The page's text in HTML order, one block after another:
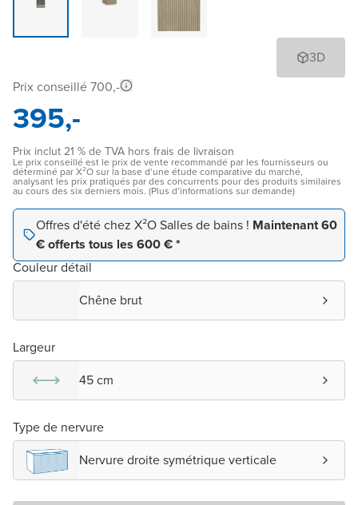
3D
Prix conseillé 700,-
395,-
Prix inclut 21 % de TVA hors frais de livraison
Le prix conseillé est le prix de vente recommandé par les fournisseurs ou
déterminé par X²O sur la base d’une étude comparative du marché,
analysant les prix pratiqués par des concurrents pour des produits similaires
au cours des six derniers mois. (Plus d’informations sur demande)
Offres d'été chez X²O Salles de bains ! Maintenant 60
€ offerts tous les 600 € *
Couleur détail
Chêne brut
Largeur
45 cm
Type de nervure
Nervure droite symétrique verticale